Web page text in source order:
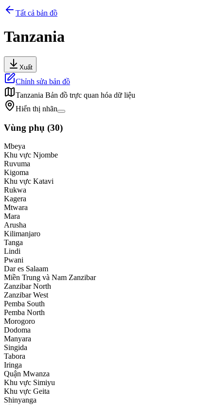
Tất cả bản đồ
Tanzania
Xuất
Chỉnh sửa bản đồ
Tanzania Bản đồ trực quan hóa dữ liệu
Hiển thị nhãn
Vùng phụ (30)
Mbeya
Khu vực Njombe
Ruvuma
Kigoma
Khu vực Katavi
Rukwa
Kagera
Mtwara
Mara
Arusha
Kilimanjaro
Tanga
Lindi
Pwani
Dar es Salaam
Miền Trung và Nam Zanzibar
Zanzibar North
Zanzibar West
Pemba South
Pemba North
Morogoro
Dodoma
Manyara
Singida
Tabora
Iringa
Quận Mwanza
Khu vực Simiyu
Khu vực Geita
Shinyanga